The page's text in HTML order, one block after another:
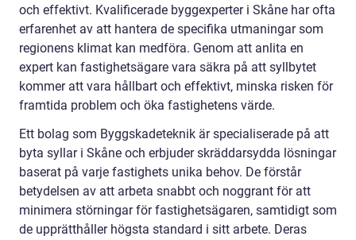
och effektivt. Kvalificerade byggexperter i Skåne har ofta
erfarenhet av att hantera de specifika utmaningar som
regionens klimat kan medföra. Genom att anlita en
expert kan fastighetsägare vara säkra på att syllbytet
kommer att vara hållbart och effektivt, minska risken för
framtida problem och öka fastighetens värde.
Ett bolag som Byggskadeteknik är specialiserade på att
byta syllar i Skåne och erbjuder skräddarsydda lösningar
baserat på varje fastighets unika behov. De förstår
betydelsen av att arbeta snabbt och noggrant för att
minimera störningar för fastighetsägaren, samtidigt som
de upprätthåller högsta standard i sitt arbete. Deras